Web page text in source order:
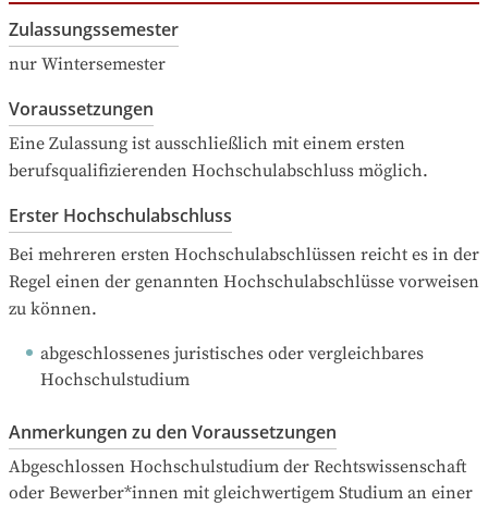
Zulassungssemester
nur Wintersemester
Voraussetzungen
Eine Zulassung ist ausschließlich mit einem ersten
berufsqualifizierenden Hochschulabschluss möglich.
Erster Hochschulabschluss
Bei mehreren ersten Hochschulabschlüssen reicht es in der
Regel einen der genannten Hochschulabschlüsse vorweisen
zu können.
abgeschlossenes juristisches oder vergleichbares
Hochschulstudium
Anmerkungen zu den Voraussetzungen
Abgeschlossen Hochschulstudium der Rechtswissenschaft
oder Bewerber*innen mit gleichwertigem Studium an einer